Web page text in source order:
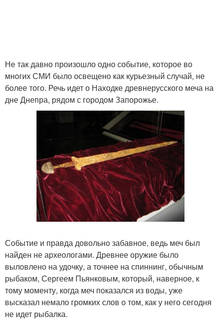
Не так давно произошло одно событие, которое во
многих СМИ было освещено как курьезный случай, не
более того. Речь идет о Находке древнерусского меча на
дне Днепра, рядом с городом Запорожье.
Событие и правда довольно забавное, ведь меч был
найден не археологами. Древнее оружие было
выловлено на удочку, а точнее на спиннинг, обычным
рыбаком, Сергеем Пьянковым, который, наверное, к
тому моменту, когда меч показался из воды, уже
высказал немало громких слов о том, как у него сегодня
не идет рыбалка.